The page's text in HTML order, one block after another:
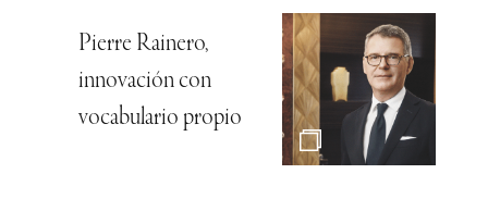
Pierre Rainero,
innovación con
vocabulario propio